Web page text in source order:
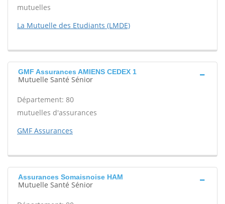
mutuelles
La Mutuelle des Etudiants (LMDE)
GMF Assurances AMIENS CEDEX 1
Mutuelle Santé Sénior
Département: 80
mutuelles d'assurances
GMF Assurances
Assurances Somaisnoise HAM
Mutuelle Santé Sénior